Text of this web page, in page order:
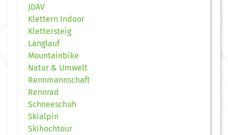
JDAV
Klettern Indoor
Klettersteig
Langlauf
Mountainbike
Natur & Umwelt
Rennmannschaft
Rennrad
Schneeschuh
Skialpin
Skihochtour